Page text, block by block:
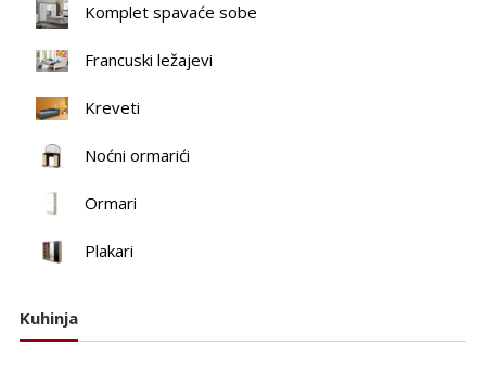
Komplet spavaće sobe
Francuski ležajevi
Kreveti
Noćni ormarići
Ormari
Plakari
Kuhinja